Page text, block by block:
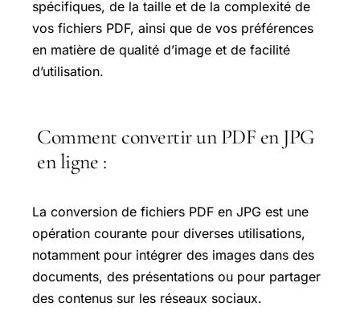
spécifiques, de la taille et de la complexité de
vos fichiers PDF, ainsi que de vos préférences
en matière de qualité d’image et de facilité
d’utilisation.
Comment convertir un PDF en JPG
en ligne :
La conversion de fichiers PDF en JPG est une
opération courante pour diverses utilisations,
notamment pour intégrer des images dans des
documents, des présentations ou pour partager
des contenus sur les réseaux sociaux.